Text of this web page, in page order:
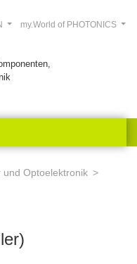
my.World of PHOTONICS
und Optoelektronik